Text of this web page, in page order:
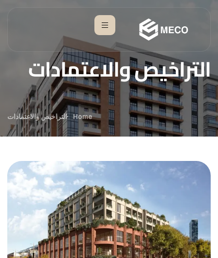
التراخيص والاعتمادات
Home التراخيص والاعتمادات